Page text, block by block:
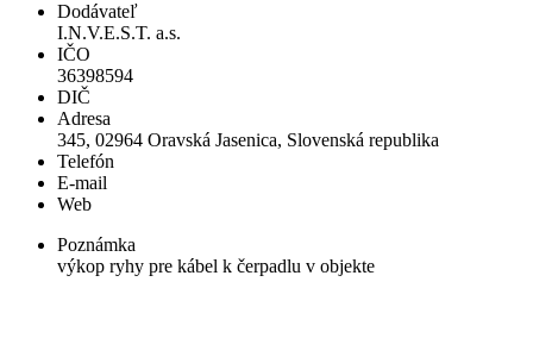
Dodávateľ
I.N.V.E.S.T. a.s.
IČO
36398594
DIČ
Adresa
345, 02964 Oravská Jasenica, Slovenská republika
Telefón
E-mail
Web
Poznámka
výkop ryhy pre kábel k čerpadlu v objekte